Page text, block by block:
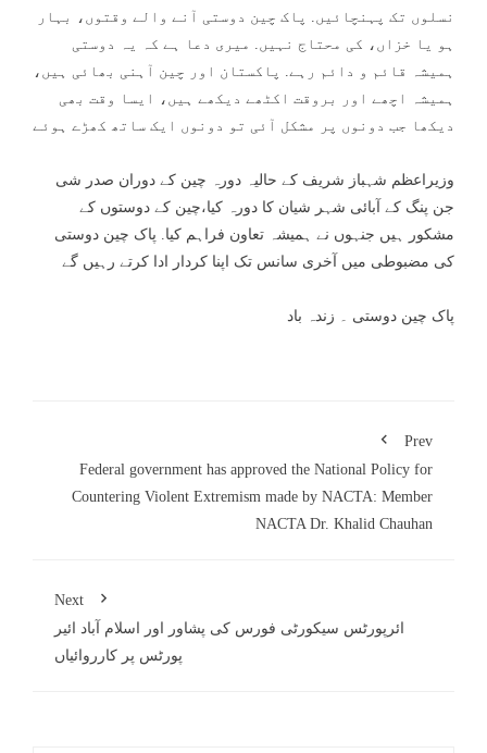
نسلوں تک پہنچائیں. پاک چین دوستی آنے والے وقتوں، بہار
ہو یا خزاں، کی محتاج نہیں. میری دعا ہے کہ یہ دوستی
ہمیشہ قائم و دائم رہے. پاکستان اور چین آہنی بھائی ہیں،
ہمیشہ اچھے اور بروقت اکٹھے دیکھے ہیں، ایسا وقت بھی
دیکھا جب دونوں پر مشکل آئی تو دونوں ایک ساتھ کھڑے ہوئے
وزیراعظم شہباز شریف کے حالیہ دورہ چین کے دوران صدر شی
جن پنگ کے آبائی شہر شیان کا دورہ کیا،چین کے دوستوں کے
مشکور ہیں جنہوں نے ہمیشہ تعاون فراہم کیا. پاک چین دوستی
کی مضبوطی میں آخری سانس تک اپنا کردار ادا کرتے رہیں گے
پاک چین دوستی ۔ زندہ باد
Prev
Federal government has approved the National Policy for
Countering Violent Extremism made by NACTA: Member
NACTA Dr. Khalid Chauhan
Next
ائرپورٹس سیکورٹی فورس کی پشاور اور اسلام آباد ائیر
پورٹس پر کارروائیاں